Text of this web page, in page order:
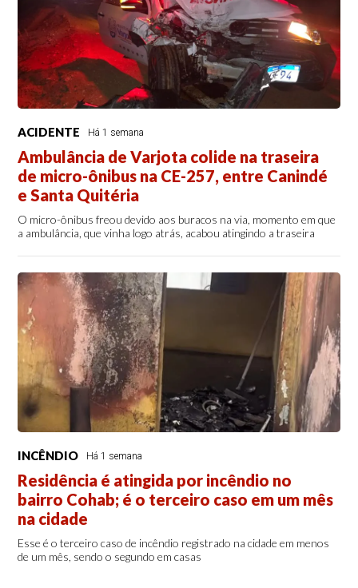
ACIDENTE Há 1 semana
Ambulância de Varjota colide na traseira
de micro-ônibus na CE-257, entre Canindé
e Santa Quitéria
O micro-ônibus freou devido aos buracos na via, momento em que
a ambulância, que vinha logo atrás, acabou atingindo a traseira
INCÊNDIO Há 1 semana
Residência é atingida por incêndio no
bairro Cohab; é o terceiro caso em um mês
na cidade
Esse é o terceiro caso de incêndio registrado na cidade em menos
de um mês, sendo o segundo em casas